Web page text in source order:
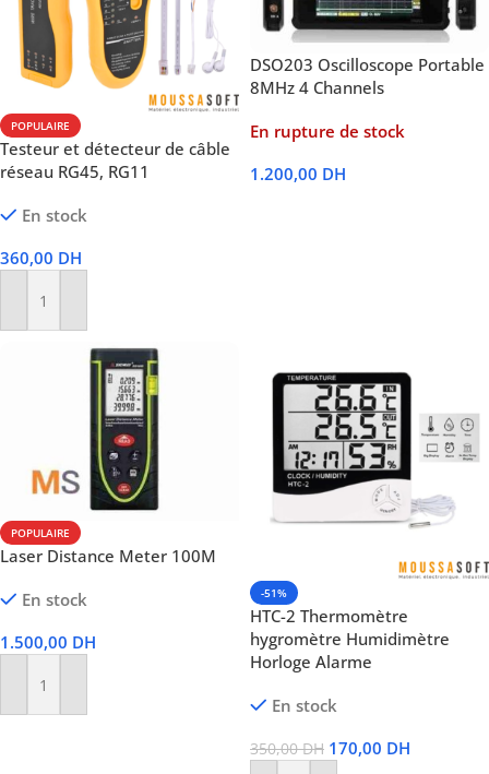
POPULAIRE
Testeur et détecteur de câble
réseau RG45, RG11
En stock
360,00 DH
Ajouter Au Panier
DSO203 Oscilloscope Portable
8MHz 4 Channels
En rupture de stock
1.200,00 DH
POPULAIRE
Laser Distance Meter 100M
En stock
1.500,00 DH
Ajouter Au Panier
-51%
HTC-2 Thermomètre
hygromètre Humidimètre
Horloge Alarme
En stock
350,00DH 170,00 DH